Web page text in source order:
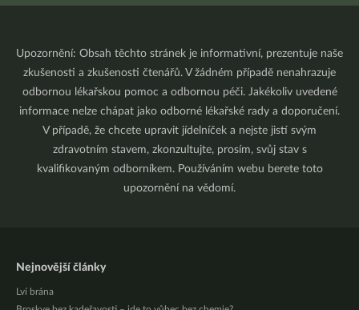
Upozornění: Obsah těchto stránek je informativní, prezentuje naše
zkušenosti a zkušenosti čtenářů. V žádném případě nenahrazuje
odbornou lékařskou pomoc a odbornou péči. Jakékoliv uvedené
informace nelze chápat jako odborné lékařské rady a doporučení.
V případě, že chcete upravit jídelníček a nejste jistí svým
zdravotním stavem, zkonzultujte, prosím, svůj stav s
kvalifikovaným odborníkem. Používáním webu berete toto
upozornění na vědomí.
Nejnovější články
Lví brána